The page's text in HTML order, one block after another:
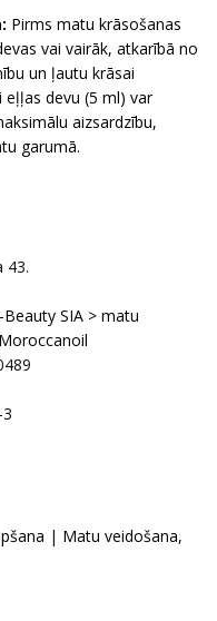
Pirms matu krāsošanas
vai vairāk, atkarībā no
un ļautu krāsai
eļļas devu (5 ml) var
aizsardzību,
garumā.
43.
SIA > matu
| Matu veidošana,